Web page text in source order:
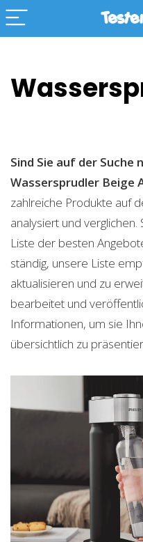
Sind Sie auf der Suche
Wassersprudler Beige
zahlreiche Produkte auf
analysiert und
Liste der besten
ständig, unsere Liste
aktualisieren und zu
bearbeitet und
Informationen, um sie
übersichtlich zu